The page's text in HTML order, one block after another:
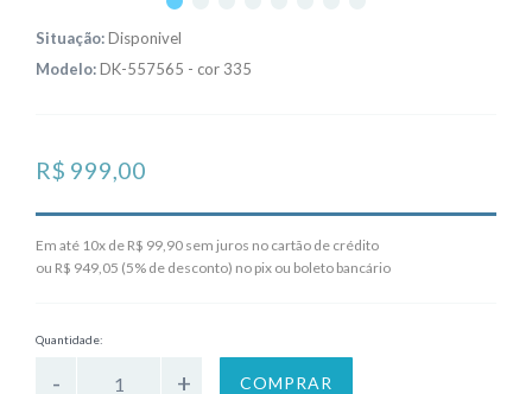
Situação:Disponivel
Modelo:DK-557565 - cor 335
R$ 999,00
Em até 10x de R$ 99,90 sem juros no cartão de crédito
ou R$ 949,05 (5% de desconto) no pix ou boleto bancário
Quantidade:
COMPRAR